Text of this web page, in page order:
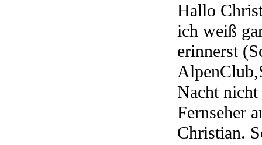
Hallo
ich weiß
erinnerst
Nacht nicht
Fernseher
Christian.